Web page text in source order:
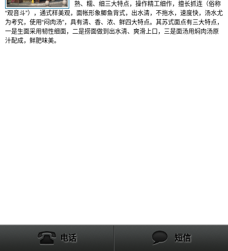
熟、糯、细三大特点，操作精工细作，擅长抓连（俗称
“观音斗”），通式样美观，面帐形象鲫鱼背式，出水清，不拖水，速度快，汤水尤
为考究，使用“闷肉汤”，具有清、香、浓、鲜四大特点。其苏式面点有三大特点，
一是生面采用韧性细面，二是捞面做到出水清、爽滑上口，三是面汤用焖肉汤原
汁配成，鲜肥味美。
电话 短信